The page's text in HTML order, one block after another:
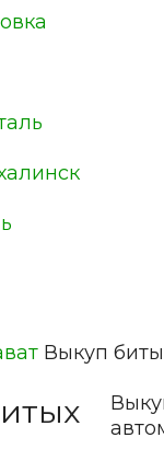
Выкуп